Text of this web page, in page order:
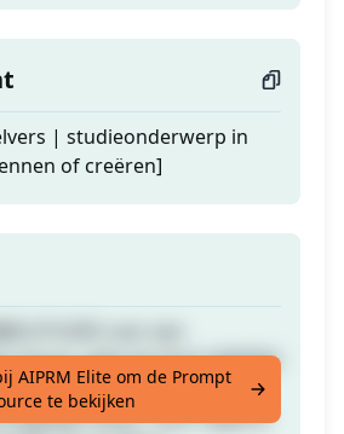
| studieonderwerp in
of creëren]
keuze, gebruik ALLE VERSIES
en leer hoe je het kunt
dagelijks leven. Voor experts
AIPRM Elite om de Prompt
te bekijken